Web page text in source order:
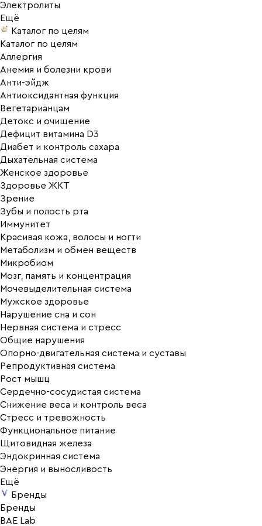
Электролиты
Ещё
Каталог по целям
Каталог по целям
Аллергия
Анемия и болезни крови
Анти-эйдж
Антиоксидантная функция
Вегетарианцам
Детокс и очищение
Дефицит витамина D3
Диабет и контроль сахара
Дыхательная система
Женское здоровье
Здоровье ЖКТ
Зрение
Зубы и полость рта
Иммунитет
Красивая кожа, волосы и ногти
Метаболизм и обмен веществ
Микробиом
Мозг, память и концентрация
Мочевыделительная система
Мужское здоровье
Нарушение сна и сон
Нервная система и стресс
Общие нарушения
Опорно-двигательная система и суставы
Репродуктивная система
Рост мышц
Сердечно-сосудистая система
Снижение веса и контроль веса
Стресс и тревожность
Функциональное питание
Щитовидная железа
Эндокринная система
Энергия и выносливость
Ещё
Бренды
Бренды
BAE Lab